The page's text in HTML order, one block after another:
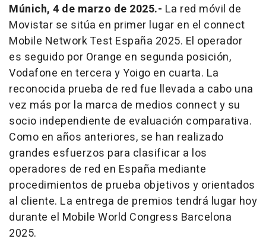
Múnich, 4 de marzo de 2025.- La red móvil de
Movistar se sitúa en primer lugar en el connect
Mobile Network Test España 2025. El operador
es seguido por Orange en segunda posición,
Vodafone en tercera y Yoigo en cuarta. La
reconocida prueba de red fue llevada a cabo una
vez más por la marca de medios connect y su
socio independiente de evaluación comparativa.
Como en años anteriores, se han realizado
grandes esfuerzos para clasificar a los
operadores de red en España mediante
procedimientos de prueba objetivos y orientados
al cliente. La entrega de premios tendrá lugar hoy
durante el Mobile World Congress Barcelona
2025.